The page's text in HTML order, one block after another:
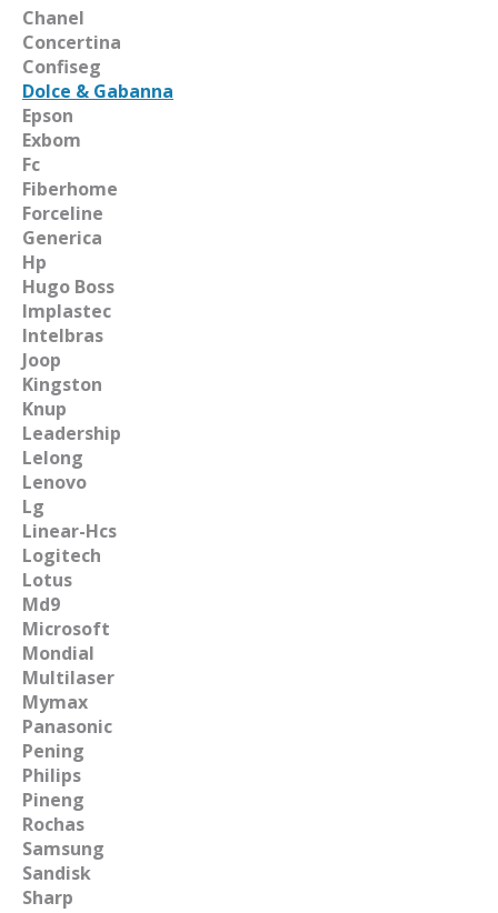
Chanel
Concertina
Confiseg
Dolce & Gabanna
Epson
Exbom
Fc
Fiberhome
Forceline
Generica
Hp
Hugo Boss
Implastec
Intelbras
Joop
Kingston
Knup
Leadership
Lelong
Lenovo
Lg
Linear-Hcs
Logitech
Lotus
Md9
Microsoft
Mondial
Multilaser
Mymax
Panasonic
Pening
Philips
Pineng
Rochas
Samsung
Sandisk
Sharp